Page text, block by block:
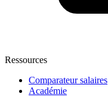
Ressources
Comparateur salaires
Académie